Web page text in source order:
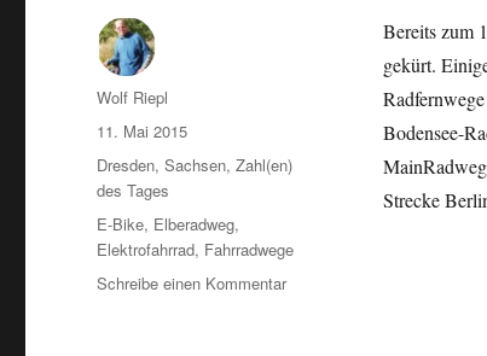
Bereits zum
gekürt.
Bodensee-
Strecke
Autor
Wolf Riepl
Veröffentlicht
am
11. Mai 2015
Kategorien
Dresden,Sachsen,Zahl(en)
des Tages
Schlagwörter
E-Bike, Elberadweg,
Elektrofahrrad, Fahrradwege
Schreibe einen Kommentarzu